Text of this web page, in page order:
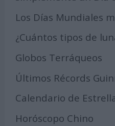
Los Días Mundiales
¿Cuántos tipos de
Globos Terráqueos
Últimos Récords
Calendario de
Horóscopo Chino